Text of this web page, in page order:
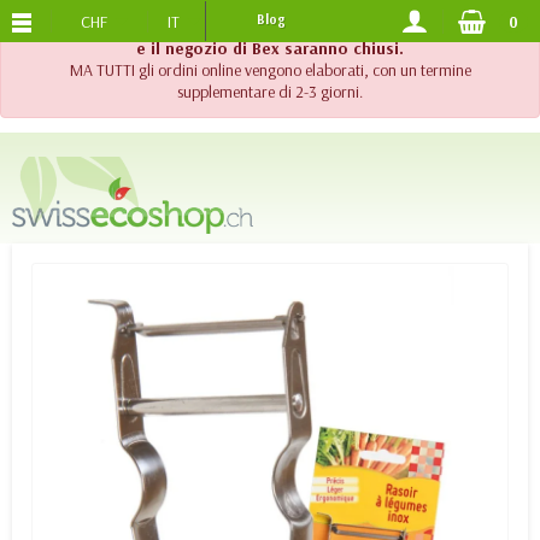
!! Importante !! Fino al 20 agosto 2026, l'assistenza telefonica
e il negozio di Bex saranno chiusi.
MA TUTTI gli ordini online vengono elaborati, con un termine
supplementare di 2-3 giorni.
SPEDIZIONE GRATUITADA 120.-
CHF IT Blog 0